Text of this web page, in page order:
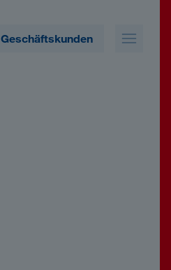
Geschäftskunden